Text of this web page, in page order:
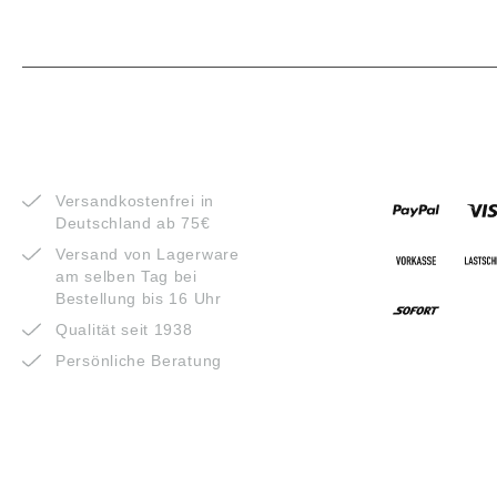
Versandkostenfrei in
Deutschland ab 75€
Versand von Lagerware
am selben Tag bei
Bestellung bis 16 Uhr
Qualität seit 1938
Persönliche Beratung